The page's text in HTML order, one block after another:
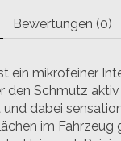
Bewertungen (0)
ein mikrofeiner
den Schmutz
dabei
im Fahrzeug